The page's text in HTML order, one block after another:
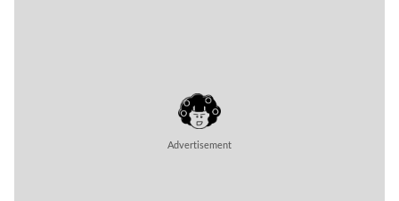
Advertisement